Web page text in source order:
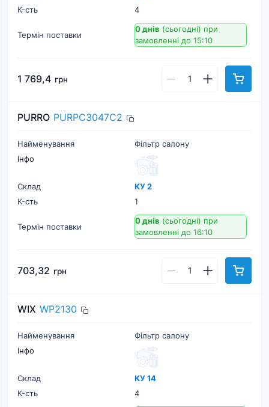
К-cть
4
Термін поставки
0 днів (сьогодні) при
замовленні до 15:10
1 769,4 грн
PURRO PURPC3047C2
Найменування
Фільтр салону
Інфо
Склад
КУ 2
К-cть
1
Термін поставки
0 днів (сьогодні) при
замовленні до 16:10
703,32 грн
WIX WP2130
Найменування
Фільтр салону
Інфо
Склад
КУ 14
К-cть
4